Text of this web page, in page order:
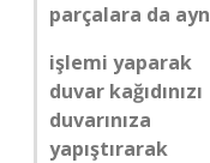
parçalara da
işlemi yaparak
duvar kağıdınızı
duvarınıza
yapıştırarak